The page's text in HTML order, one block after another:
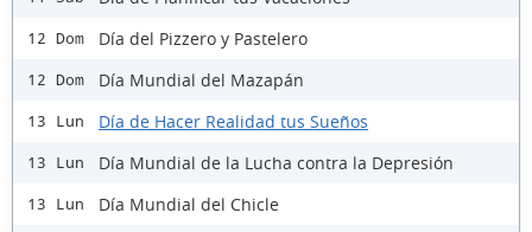
12 Dom Día del Pizzero y Pastelero
12 Dom Día Mundial del Mazapán
13 Lun Día de Hacer Realidad tus Sueños
13 Lun Día Mundial de la Lucha contra la Depresión
13 Lun Día Mundial del Chicle